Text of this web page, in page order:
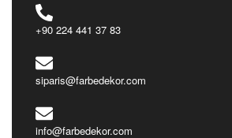
+90 224 441 37 83
siparis@farbedekor.com
info@farbedekor.com